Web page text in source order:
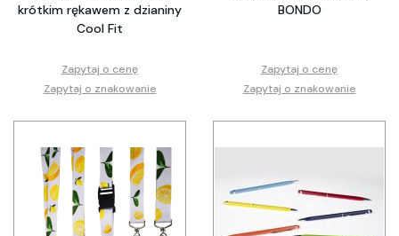
krótkim rękawem z dzianiny
Cool Fit
Zapytaj o cenę
Zapytaj o znakowanie
BONDO
Zapytaj o cenę
Zapytaj o znakowanie